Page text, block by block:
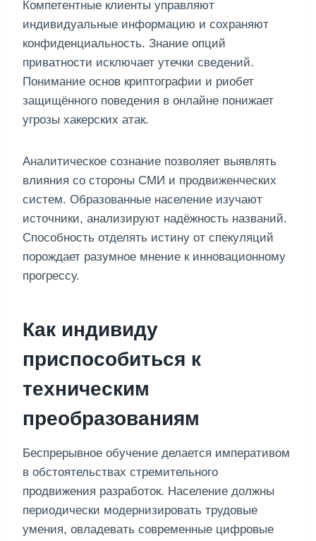
Компетентные клиенты управляют
индивидуальные информацию и сохраняют
конфиденциальность. Знание опций
приватности исключает утечки сведений.
Понимание основ криптографии и риобет
защищённого поведения в онлайне понижает
угрозы хакерских атак.
Аналитическое сознание позволяет выявлять
влияния со стороны СМИ и продвиженческих
систем. Образованные население изучают
источники, анализируют надёжность названий.
Способность отделять истину от спекуляций
порождает разумное мнение к инновационному
прогрессу.
Как индивиду
приспособиться к
техническим
преобразованиям
Беспрерывное обучение делается императивом
в обстоятельствах стремительного
продвижения разработок. Население должны
периодически модернизировать трудовые
умения, овладевать современные цифровые